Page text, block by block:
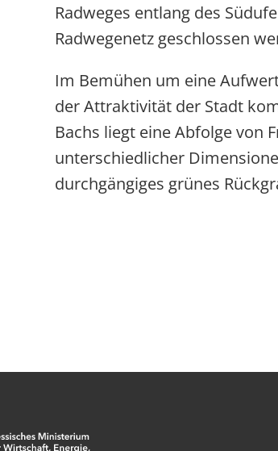
Radweges entlang des
Radwegenetz geschlossen
Im Bemühen um eine
der Attraktivität der Stadt
Bachs liegt eine Abfolge von
unterschiedlicher
durchgängiges grünes